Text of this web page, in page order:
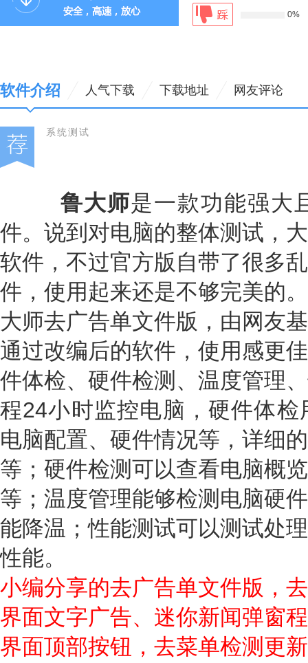
0%
软件介绍 人气下载 下载地址 网友评论
系统测试
鲁大师是一款功能强大
件。说到对电脑的整体测试，
软件，不过官方版自带了很多
件，使用起来还是不够完美的
大师去广告单文件版，由网友
通过改编后的软件，使用感更
件体检、硬件检测、温度管理
程24小时监控电脑，硬件体
电脑配置、硬件情况等，详细
等；硬件检测可以查看电脑概
等；温度管理能够检测电脑硬
能降温；性能测试可以测试处
性能。
小编分享的去广告单文件版，
界面文字广告、迷你新闻弹窗
界面顶部按钮，去菜单检测更